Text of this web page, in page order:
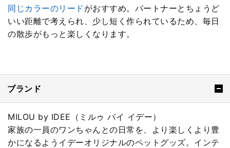
同じカラーのリード がおすすめ。パートナーとちょうど
いい距離で考えられ、少し短く作られているため、毎日
の散歩がもっと楽しくなります。
ブランド
MILOU by IDEE（ミルゥ バイ イデー）
家族の一員のワンちゃんとの日常を、より楽しくより豊
かになるようイデーオリジナルのペットグッズ。インテ